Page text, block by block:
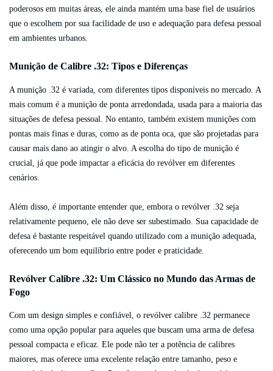
poderosos em muitas áreas, ele ainda mantém uma base fiel de usuários
que o escolhem por sua facilidade de uso e adequação para defesa pessoal
em ambientes urbanos.
Munição de Calibre .32: Tipos e Diferenças
A munição .32 é variada, com diferentes tipos disponíveis no mercado. A
mais comum é a munição de ponta arredondada, usada para a maioria das
situações de defesa pessoal. No entanto, também existem munições com
pontas mais finas e duras, como as de ponta oca, que são projetadas para
causar mais dano ao atingir o alvo. A escolha do tipo de munição é
crucial, já que pode impactar a eficácia do revólver em diferentes
cenários.
Além disso, é importante entender que, embora o revólver .32 seja
relativamente pequeno, ele não deve ser subestimado. Sua capacidade de
defesa é bastante respeitável quando utilizado com a munição adequada,
oferecendo um bom equilíbrio entre poder e praticidade.
Revólver Calibre .32: Um Clássico no Mundo das Armas de
Fogo
Com um design simples e confiável, o revólver calibre .32 permanece
como uma opção popular para aqueles que buscam uma arma de defesa
pessoal compacta e eficaz. Ele pode não ter a potência de calibres
maiores, mas oferece uma excelente relação entre tamanho, peso e